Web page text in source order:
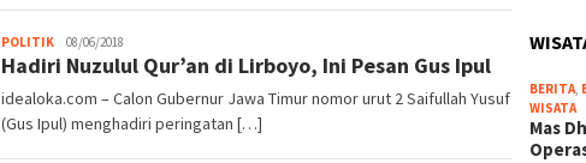
POLITIKadmin
08/06/2018
Hadiri Nuzulul Qur’an di Lirboyo, Ini Pesan Gus Ipul
idealoka.com – Calon Gubernur Jawa Timur nomor urut 2 Saifullah Yusuf
(Gus Ipul) menghadiri peringatan […]
BERITA,
WISATA
Mas